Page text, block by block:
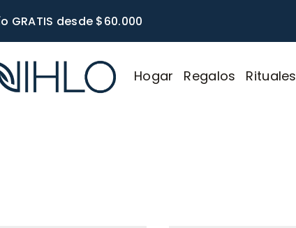
GRATIS desde $60.000
Hogar Regalos Rituales